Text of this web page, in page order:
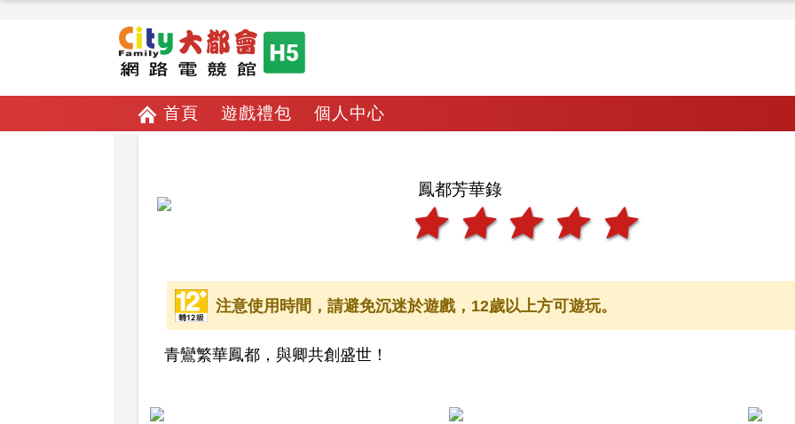
首頁 遊戲禮包 個人中心
鳳都芳華錄
注意使用時間，請避免沉迷於遊戲，12歲以上方可遊玩。
青鸞繁華鳳都，與卿共創盛世！